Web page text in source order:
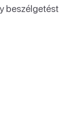
beszélgetést